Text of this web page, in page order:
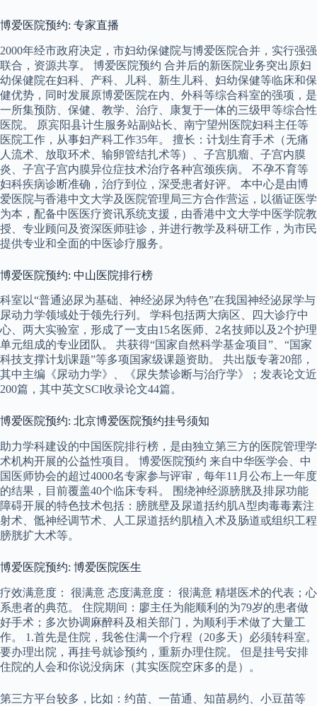
博爱医院预约: 专家直播
2000年经市政府决定，市妇幼保健院与博爱医院合并，实行强强
联合，资源共享。 博爱医院预约 合并后的新医院业务突出原妇
幼保健院在妇科、产科、儿科、新生儿科、妇幼保健等临床和保
健优势，同时发展原博爱医院在内、外科等综合科室的强项，是
一所集预防、保健、教学、治疗、康复于一体的三级甲等综合性
医院。 原宾阳县计生服务站副站长、南宁望州医院妇科主任等
医院工作，从事妇产科工作35年。 擅长：计划生育手术（无痛
人流术、放取环术、输卵管结扎术等）、子宫肌瘤、子宫内膜
炎、子宫子宫内膜异位症技术治疗各种宫颈疾病。 不孕不育等
妇科疾病诊断准确，治疗到位，深受患者好评。 本中心是由博
爱医院与香港中文大学及医院管理局三方合作营运，以循证医学
为本，配备中医医疗资讯系统支援，由香港中文大学中医学院教
授、专业顾问及资深医师驻诊，并进行教学及科研工作，为市民
提供专业和全面的中医诊疗服务。
博爱医院预约: 中山医院排行榜
科室以“普通泌尿为基础、神经泌尿为特色”在我国神经泌尿学与
尿动力学领域处于领先行列。 学科包括两大病区、四大诊疗中
心、两大实验室，形成了一支由15名医师、2名技师以及2个护理
单元组成的专业团队。 共获得“国家自然科学基金项目”、“国家
科技支撑计划课题”等多项国家级课题资助。 共出版专著20部，
其中主编《尿动力学》、《尿失禁诊断与治疗学》；发表论文近
200篇，其中英文SCI收录论文44篇。
博爱医院预约: 北京博爱医院预约挂号须知
助力学科建设的中国医院排行榜，是由独立第三方的医院管理学
术机构开展的公益性项目。 博爱医院预约 来自中华医学会、中
国医师协会的超过4000名专家参与评审，每年11月公布上一年度
的结果，目前覆盖40个临床专科。 围绕神经源膀胱及排尿功能
障碍开展的特色技术包括：膀胱壁及尿道括约肌A型肉毒毒素注
射术、骶神经调节术、人工尿道括约肌植入术及肠道或组织工程
膀胱扩大术等。
博爱医院预约: 博爱医院医生
疗效满意度： 很满意 态度满意度： 很满意 精堪医术的代表；心
系患者的典范。 住院期间：廖主任为能顺利的为79岁的患者做
好手术；多次协调麻醉科及相关部门，为顺利手术做了大量工
作。 1.首先是住院，我爸住满一个疗程（20多天）必须转科室。
要办理出院，再挂号就诊预约，重新办理住院。 但是挂号安排
住院的人会和你说没病床（其实医院空床多的是）。
第三方平台较多，比如：约苗、一苗通、知苗易约、小豆苗等